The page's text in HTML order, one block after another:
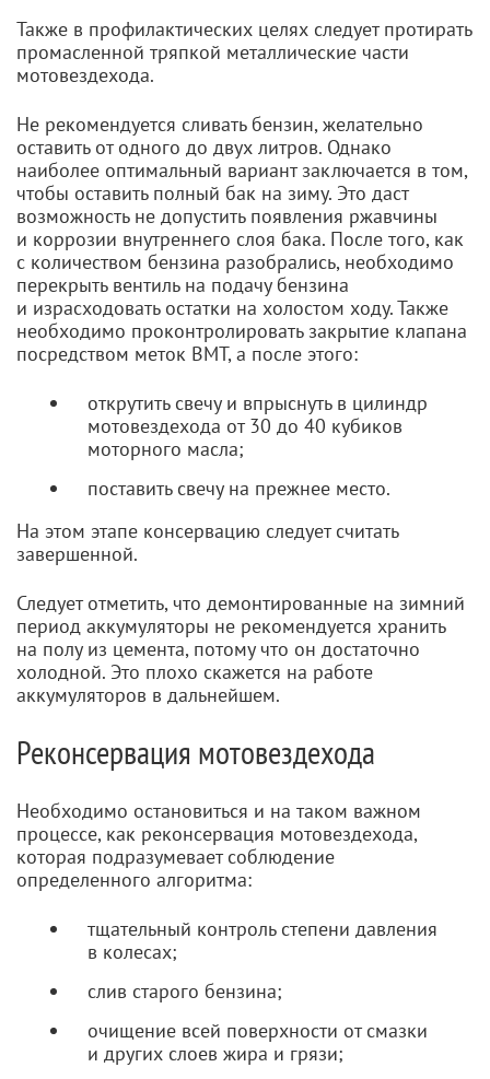
Также в профилактических целях следует протирать
промасленной тряпкой металлические части
мотовездехода.
Не рекомендуется сливать бензин, желательно
оставить от одного до двух литров. Однако
наиболее оптимальный вариант заключается в том,
чтобы оставить полный бак на зиму. Это даст
возможность не допустить появления ржавчины
и коррозии внутреннего слоя бака. После того, как
с количеством бензина разобрались, необходимо
перекрыть вентиль на подачу бензина
и израсходовать остатки на холостом ходу. Также
необходимо проконтролировать закрытие клапана
посредством меток ВМТ, а после этого:
открутить свечу и впрыснуть в цилиндр
мотовездехода от 30 до 40 кубиков
моторного масла;
поставить свечу на прежнее место.
На этом этапе консервацию следует считать
завершенной.
Следует отметить, что демонтированные на зимний
период аккумуляторы не рекомендуется хранить
на полу из цемента, потому что он достаточно
холодной. Это плохо скажется на работе
аккумуляторов в дальнейшем.
Реконсервация мотовездехода
Необходимо остановиться и на таком важном
процессе, как реконсервация мотовездехода,
которая подразумевает соблюдение
определенного алгоритма:
тщательный контроль степени давления
в колесах;
слив старого бензина;
очищение всей поверхности от смазки
и других слоев жира и грязи;